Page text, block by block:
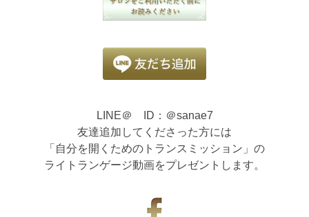
LINE＠ ID：＠sanae7
友達追加してくださった方には
「自分を開くためのトランスミッション」の
ライトランゲージ動画をプレゼントします。